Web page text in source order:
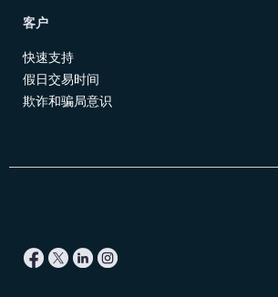
客户
快速支持
假日交易时间
欺诈和骗局意识